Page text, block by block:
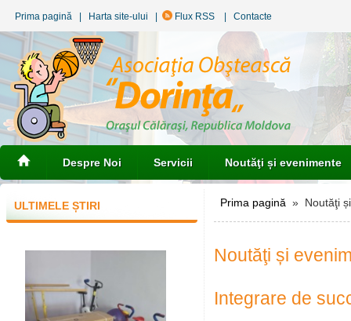
Prima pagină Harta site-ului Flux RSS Contacte
Despre Noi Servicii Noutăţi și evenimente
ULTIMELE ȘTIRI Prima pagină » Noutăţi
Noutăţi și
Integrare de